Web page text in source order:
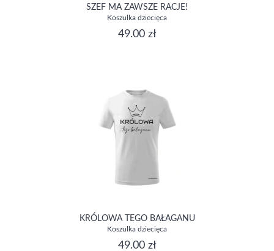
SZEF MA ZAWSZE RACJE!
Koszulka dziecięca
49.00 zł
KRÓLOWA TEGO BAŁAGANU
Koszulka dziecięca
49.00 zł